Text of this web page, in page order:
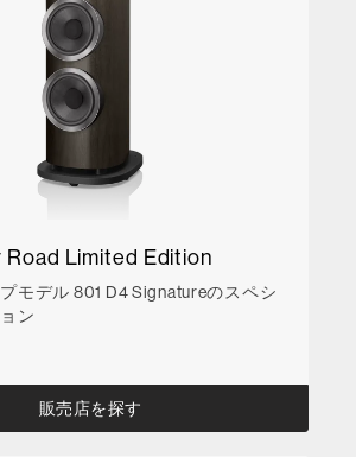
Road Limited Edition
モデル 801 D4 Signatureのスペシ
ン
販売店を探す